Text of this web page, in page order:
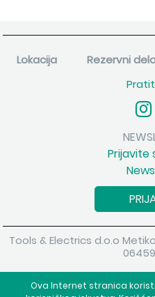
Ova Internet stranica
Lokacija Rezervni
Prijavite
Tools & Electrics d.o.o
Powered by